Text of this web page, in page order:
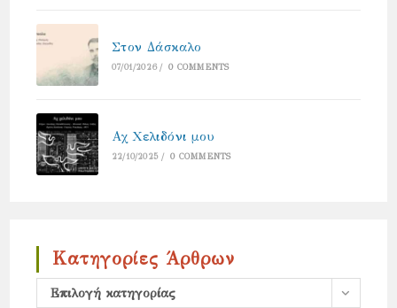
Στον Δάσκαλο
07/01/2026 / 0 COMMENTS
Αχ Χελιδόνι μου
22/10/2025 / 0 COMMENTS
Κατηγορίες Άρθρων
Κατηγορίες
Επιλογή κατηγορίας